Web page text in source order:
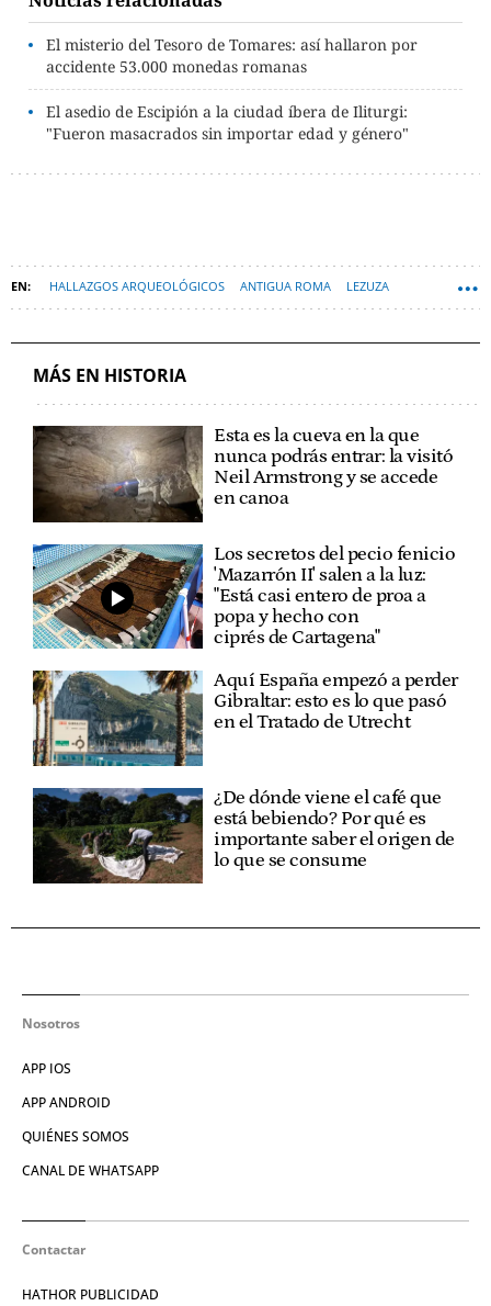
El misterio del Tesoro de Tomares: así hallaron por
accidente 53.000 monedas romanas
El asedio de Escipión a la ciudad íbera de Iliturgi:
"Fueron masacrados sin importar edad y género"
HALLAZGOS ARQUEOLÓGICOS ANTIGUA ROMA LEZUZA
MÁS EN HISTORIA
Esta es la cueva en la que
nunca podrás entrar: la visitó
Neil Armstrong y se accede
en canoa
Los secretos del pecio fenicio
'Mazarrón II' salen a la luz:
"Está casi entero de proa a
popa y hecho con
ciprés de Cartagena"
Aquí España empezó a perder
Gibraltar: esto es lo que pasó
en el Tratado de Utrecht
¿De dónde viene el café que
está bebiendo? Por qué es
importante saber el origen de
lo que se consume
Nosotros
APP IOS
APP ANDROID
QUIÉNES SOMOS
CANAL DE WHATSAPP
Contactar
HATHOR PUBLICIDAD